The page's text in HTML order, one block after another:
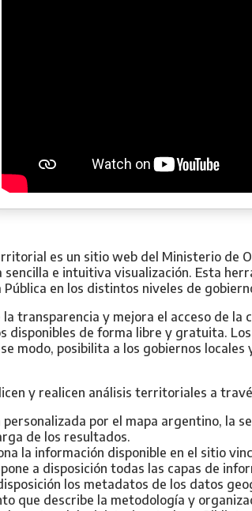
es un sitio web del Ministerio de
sencilla e intuitiva visualización. Esta
en los distintos niveles de
transparencia y mejora el acceso de
disponibles de forma libre y gratuita.
modo, posibilita a los gobiernos
y realicen análisis territoriales a
por el mapa argentino, la
de los resultados.
la información disponible en el sitio
pone a disposición todas las capas de
los metadatos de los datos
que describe la metodología y